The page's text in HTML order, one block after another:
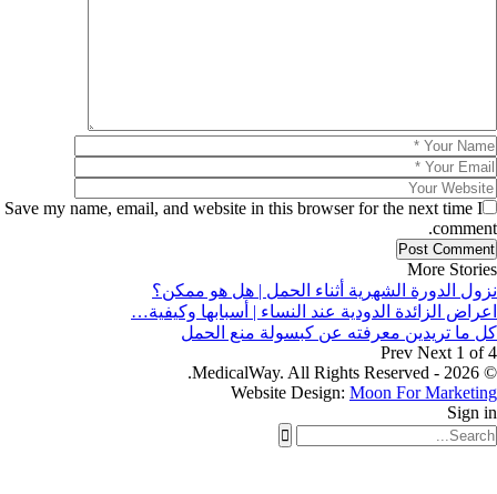
Save my name, email, and website in this browser for the next time I
comment.
More Stories
نزول الدورة الشهرية أثناء الحمل | هل هو ممكن؟
اعراض الزائدة الدودية عند النساء | أسبابها وكيفية…
كل ما تريدين معرفته عن كبسولة منع الحمل
Prev Next 1 of 4
© 2026 - MedicalWay. All Rights Reserved.
Website Design: Moon For Marketing
Sign in